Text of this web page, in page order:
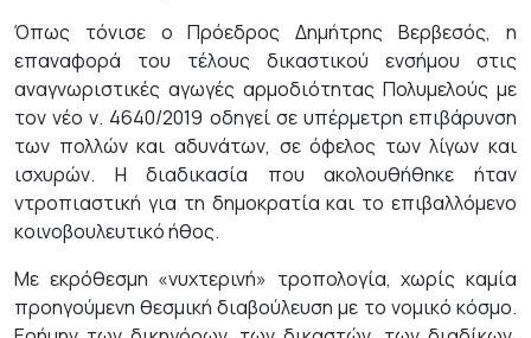
Όπως τόνισε ο Πρόεδρος Δημήτρης Βερβεσός, η
επαναφορά του τέλους δικαστικού ενσήμου στις
αναγνωριστικές αγωγές αρμοδιότητας Πολυμελούς με
τον νέο ν. 4640/2019 οδηγεί σε υπέρμετρη επιβάρυνση
των πολλών και αδυνάτων, σε όφελος των λίγων και
ισχυρών. Η διαδικασία που ακολουθήθηκε ήταν
ντροπιαστική για τη δημοκρατία και το επιβαλλόμενο
κοινοβουλευτικό ήθος.
Με εκρόθεσμη «νυχτερινή» τροπολογία, χωρίς καμία
προηγούμενη θεσμική διαβούλευση με το νομικό κόσμο.